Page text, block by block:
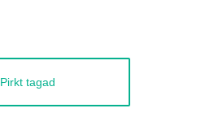
Pirkt tagad